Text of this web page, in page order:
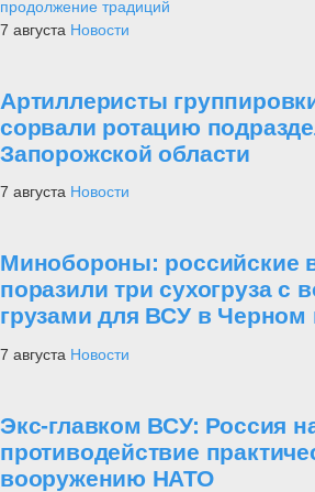
продолжение традиций
7 августа Новости
Артиллеристы
сорвали ротацию
Запорожской области
7 августа Новости
Минобороны: российские
поразили три сухогруза с
грузами для ВСУ в Черном
7 августа Новости
Экс-главком ВСУ: Россия
противодействие
вооружению НАТО